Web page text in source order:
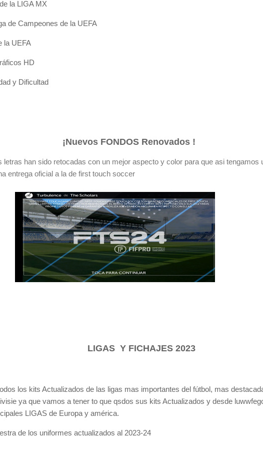
la LIGA MX
de Campeones de la UEFA
la UEFA
HD
y Dificultad
¡Nuevos FONDOS Renovados !
letras han sido retocadas con un mejor aspecto y color para que asi tengamos
entrega oficial a la de first touch soccer
LIGAS Y FICHAJES 2023
los kits Actualizados de las ligas mas importantes del fútbol, mas
ya que vamos a tener to que qsdos sus kits Actualizados y desde
LIGAS de Europa y américa.
de los uniformes actualizados al 2023-24